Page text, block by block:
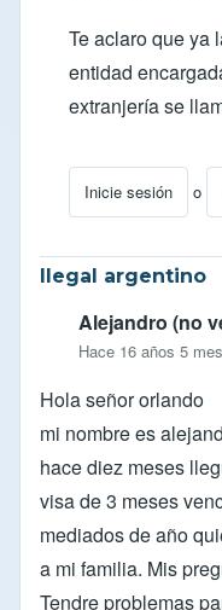
Te aclaro que ya
entidad
extranjería se
Inicie sesión o
En respuesta a
Ilegal argentino
Alejandro (no
Hace 16 años 5
Hola señor orlando
mi nombre es
hace diez meses
visa de 3 meses
mediados de año
a mi familia. Mis
Tendre problemas